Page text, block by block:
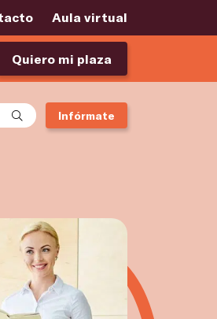
Aula virtual
Quiero mi plaza
Infórmate